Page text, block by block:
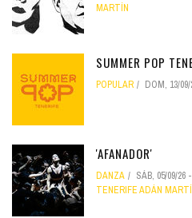
MARTÍN
SUMMER POP
POPULAR DOM, 13/09/
'AFANADOR'
DANZA SÁB, 05/09/26 -
TENERIFE ADÁN